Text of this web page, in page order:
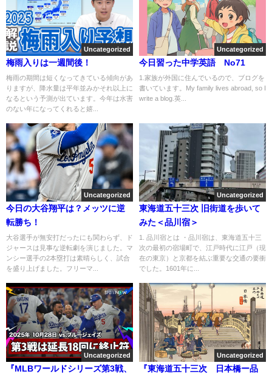
Uncategorized
梅雨入りは一週間後！
梅雨の期間は短くなってきている傾向があ
りますが、降水量は平年並みかそれ以上に
なるという予測が出ています。今年は水害
のない年になってくれると嬉...
Uncategorized
今日習った中学英語 No71
1.家族が外国に住んでいるので、ブログを
書いています。My family lives abroad, so I
write a blog.英...
Uncategorized
今日の大谷翔平は？メッツに逆
転勝ち！
大谷選手が無安打だったにも関わらず、ド
ジャースは見事な逆転劇を演じました。マ
ンシー選手の2本塁打は素晴らしく、試合
を盛り上げました。フリーマ...
Uncategorized
東海道五十三次 旧街道を歩いて
みた＜品川宿＞
1. 品川宿とは ・品川宿は、東海道五十三
次の最初の宿場町で、江戸時代に江戸（現
在の東京）と京都を結ぶ重要な交通の要衝
でした。1601年に...
Uncategorized
『MLBワールドシリーズ第3戦、
Uncategorized
『東海道五十三次 日本橋ー品